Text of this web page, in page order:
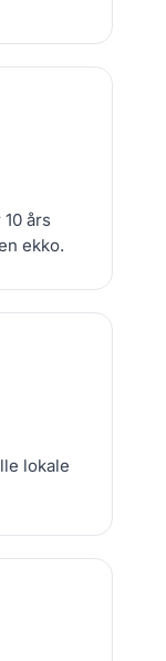
års
ekko.
lokale